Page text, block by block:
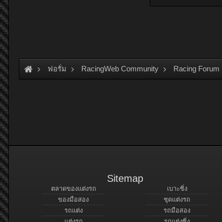
ฟอรั่ม RacingWeb Community Racing
Sitemap
ตลาดของแต่งรถ
ของมือสอง
รถแต่ง
เบาะซิ่ง
ชุดแต่งรถ
รถมือสอง